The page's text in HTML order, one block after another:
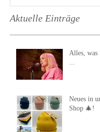
Aktuelle Einträge
Alles, was
Neues in
Shop 🎄!